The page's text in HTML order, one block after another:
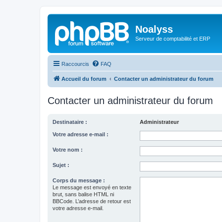
Noalyss
Serveur de comptabilité et ERP
Raccourcis FAQ
Accueil du forum Contacter un administrateur du forum
Contacter un administrateur du forum
Destinataire : Administrateur
Votre adresse e-mail :
Votre nom :
Sujet :
Corps du message :
Le message est envoyé en texte
brut, sans balise HTML ni
BBCode. L’adresse de retour est
votre adresse e-mail.